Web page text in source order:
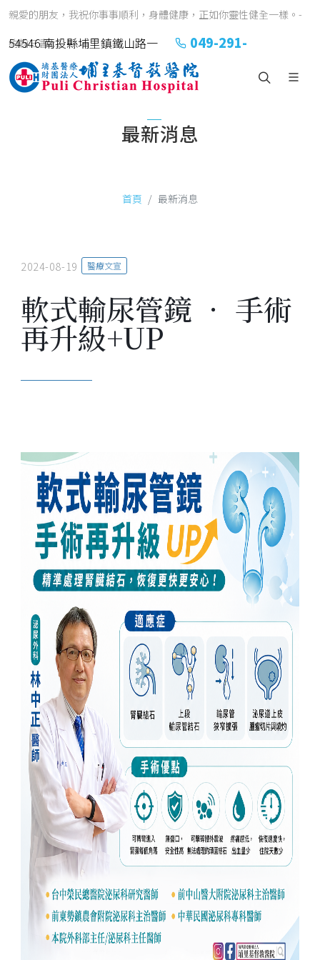
親愛的朋友，我祝你事事順利，身體健康，正如你靈性健全一樣。-
約翰三書1:2
54546 南投縣埔里鎮鐵山路一
號
049-291-
2151#2152
最新消息
首頁 最新消息
2024-08-19 醫療文宣
軟式輸尿管鏡 ． 手術
再升級+UP